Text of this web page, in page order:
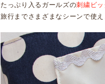
たっぷり入るガールズの刺繍ビ
旅行までさまざまなシーンで使え